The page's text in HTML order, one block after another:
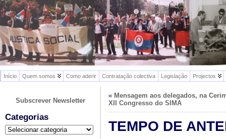
Início Quem somos Como aderir Contratação colectiva Legislação Projectos
Subscrever Newsletter
Categorias
Categorias
« Mensagem aos delegados, na
XII Congresso do SIMA
TEMPO DE